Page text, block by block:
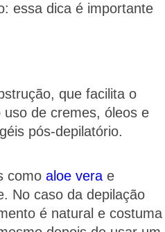
essa dica é importante
que facilita o
de cremes, óleos e
pós-depilatório.
como aloe verae
No caso da depilação
é natural e costuma